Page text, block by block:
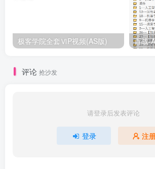
极客学院全套ⅥP视频(AS版)
评论 抢沙发
请登录后发表评论
登录 注